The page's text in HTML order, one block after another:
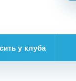
у клуба